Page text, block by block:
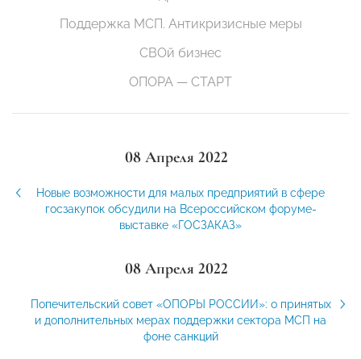
Поддержка МСП. Антикризисные меры
СВОй бизнес
ОПОРА — СТАРТ
08 Апреля 2022
Новые возможности для малых предприятий в сфере
госзакупок обсудили на Всероссийском форуме-
выставке «ГОСЗАКАЗ»
08 Апреля 2022
Попечительский совет «ОПОРЫ РОССИИ»: о принятых
и дополнительных мерах поддержки сектора МСП на
фоне санкций